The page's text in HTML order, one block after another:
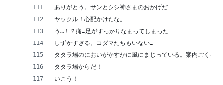
ありがとう。サンとシシ神さまのおかげだ
ヤックル！心配かけたな。
う…！？痛…足がすっかりなまってしまった
しずかすぎる。コダマたちもいない…
タタラ場のにおいがかすかに風にまじっている。案内ごくろ
タタラ場からだ！
いこう！